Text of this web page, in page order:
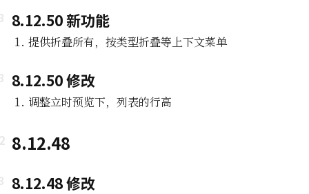
8.12.50 新功能
提供折叠所有，按类型折叠等上下文菜单
8.12.50 修改
调整立时预览下，列表的行高
8.12.48
8.12.48 修改